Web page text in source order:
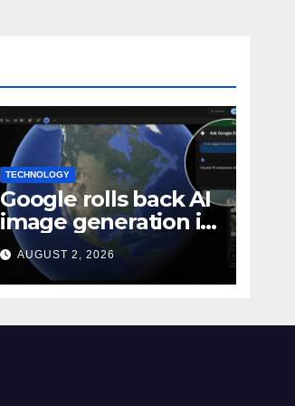
TECHNOLOGY
Google rolls back AI
image generation in
Google Earth over
policy violations
AUGUST 2, 2026